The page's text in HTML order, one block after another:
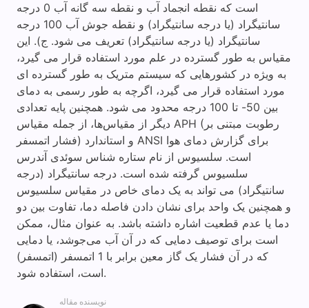
است که نقطه انجماد آب و نقطه سه گانه آب 0 درجه
سانتیگراد (یا درجه سانتیگراد) و نقطه جوش آب 100 درجه
سانتیگراد (یا درجه سانتیگراد) تعریف می شود. ج). این
مقیاس به طور گسترده در علم مورد استفاده قرار می گیرد،
به ویژه در کشورهایی که سیستم متریک به طور گسترده ای
مورد استفاده قرار می گیرد، اگرچه به طور رسمی به دمای
بین 50- تا 100 درجه محدود می شود. همچنین پایه تعدادی
دیگر از مقیاس‌ها، از جمله مقیاس APH (رطوبت مبتنی بر
فشار اتمسفر) و استاندارد ANSI برای گزارش دمای هوا
است. سلسیوس از نام ستاره شناس سوئدی آندرس
سلسیوس گرفته شده است. درجه سانتیگراد (درجه
سانتیگراد) می تواند به یک دمای خاص در مقیاس سلسیوس
و همچنین یک واحد برای نشان دادن فاصله دما، تفاوت بین دو
دما یا عدم قطعیت اشاره داشته باشد. به عنوان مثال، ممکن
است برای توصیف دمایی که در آن آب می‌جوشد، یا دمایی
که در آن فشار یک گاز معین برابر با 1 اتمسفر (اتمسفر)
است، استفاده شود.
نویسنده مقاله